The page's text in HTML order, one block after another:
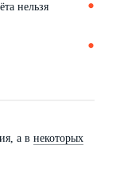
нельзя
а в некоторых